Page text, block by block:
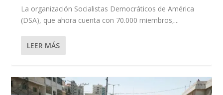
La organización Socialistas Democráticos de América
(DSA), que ahora cuenta con 70.000 miembros,...
LEER MÁS